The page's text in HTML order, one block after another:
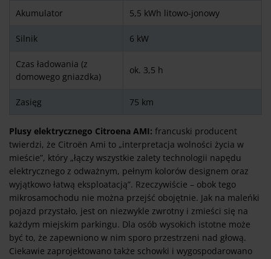
Akumulator 5,5 kWh litowo-jonowy
Silnik 6 kW
Czas ładowania (z
domowego gniazdka)
ok. 3,5 h
Zasięg 75 km
Plusy elektrycznego Citroena AMI: francuski producent
twierdzi, że Citroën Ami to „interpretacja wolności życia w
mieście”, który „łączy wszystkie zalety technologii napędu
elektrycznego z odważnym, pełnym kolorów designem oraz
wyjątkowo łatwą eksploatacją”. Rzeczywiście – obok tego
mikrosamochodu nie można przejść obojętnie. Jak na maleńki
pojazd przystało, jest on niezwykle zwrotny i zmieści się na
każdym miejskim parkingu. Dla osób wysokich istotne może
być to, że zapewniono w nim sporo przestrzeni nad głową.
Ciekawie zaprojektowano także schowki i wygospodarowano